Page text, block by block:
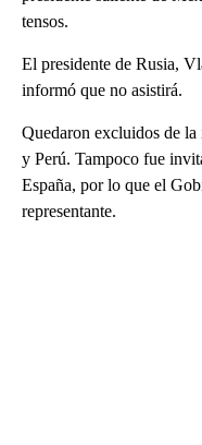
tensos.
El presidente de Rusia,
informó que no asistirá.
Quedaron excluidos de
y Perú. Tampoco fue
España, por lo que el
representante.